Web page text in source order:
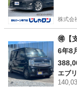
株式会
🉐【
6年8
シャ
パワ
エブ